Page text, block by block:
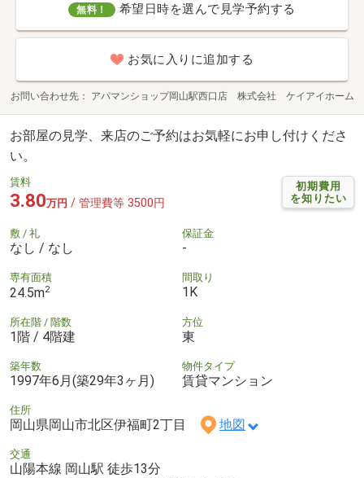
無料！ 希望日時を選んで見学予約する
お気に入りに追加する
お問い合わせ先 アパマンショップ岡山駅西口店 株式会社 ケイアイホーム
お部屋の見学、来店のご予約はお気軽にお申し付けくださ
い。
初期費用
を知りたい
賃料
3.80万円 / 管理費等 3500円
敷 / 礼
なし / なし
保証金
-
専有面積
24.5m2
間取り
1K
所在階 / 階数
1階 / 4階建
方位
東
築年数
1997年6月(築29年3ヶ月)
物件タイプ
賃貸マンション
住所
岡山県岡山市北区伊福町2丁目 地図
交通
山陽本線 岡山駅 徒歩13分